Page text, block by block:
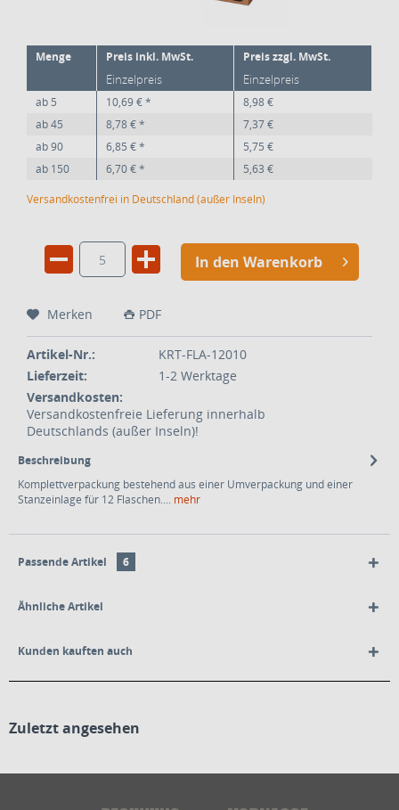
Menge Preis inkl. MwSt. Preis zzgl. MwSt.
Einzelpreis Einzelpreis
ab 5 10,69 € *
8,98 €
ab45 8,78 € *
7,37 €
ab90 6,85 € *
5,75 €
ab 150 6,70 € *
5,63 €
Versandkostenfrei in Deutschland (außer Inseln)
In den Warenkorb
Merken PDF
Artikel-Nr.:
KRT-FLA-12010
Lieferzeit:
1-2 Werktage
Versandkosten:
Versandkostenfreie Lieferung innerhalb
Deutschlands (außer Inseln)!
Beschreibung
Komplettverpackung bestehend aus einer Umverpackung und einer
Stanzeinlage für 12 Flaschen.... mehr
Passende Artikel 6
Ähnliche Artikel
Kunden kauften auch
Zuletzt angesehen